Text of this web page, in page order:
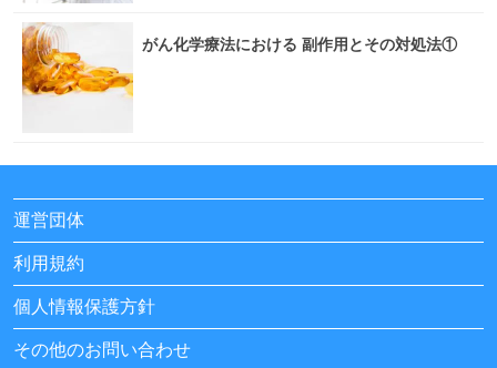
がん化学療法における 副作用とその対処法①
運営団体
利用規約
個人情報保護方針
その他のお問い合わせ